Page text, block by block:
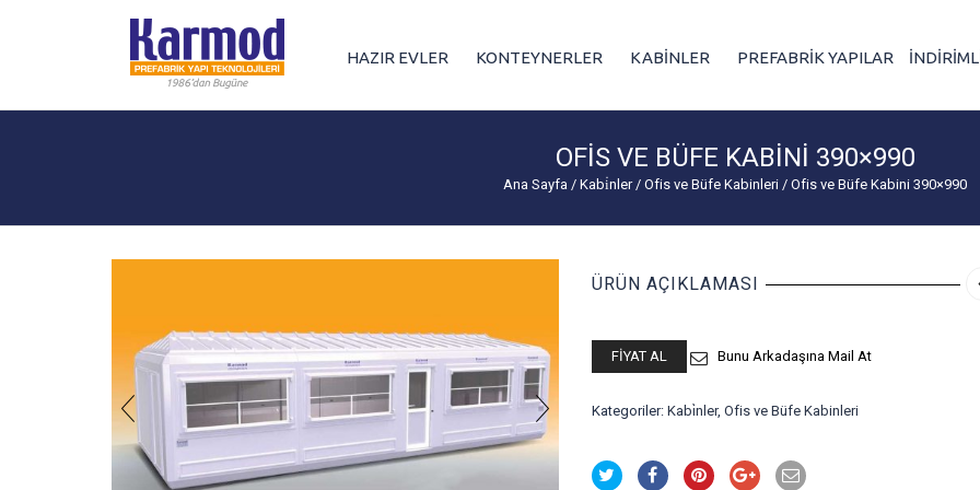
HAZIR EVLER KONTEYNERLER KABİNLER PREFABRİK YAPILAR
OFIS VE BÜFE KABINI 390×990
Ana Sayfa / Kabi̇nler / Ofis ve Büfe Kabinleri / Ofis ve Büfe Kabini 390×990
ÜRÜN AÇIKLAMASI
FIYAT AL Bunu Arkadaşına Mail At
Kategoriler: Kabi̇nler, Ofis ve Büfe Kabinleri